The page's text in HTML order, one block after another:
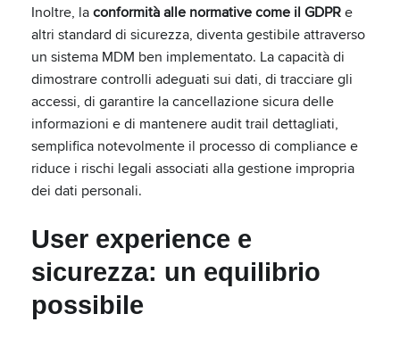
Inoltre, laconformità alle normative come il GDPRe
altri standard di sicurezza, diventa gestibile attraverso
un sistema MDM ben implementato. La capacità di
dimostrare controlli adeguati sui dati, di tracciare gli
accessi, di garantire la cancellazione sicura delle
informazioni e di mantenere audit trail dettagliati,
semplifica notevolmente il processo di compliance e
riduce i rischi legali associati alla gestione impropria
dei dati personali.
User experience e
sicurezza: un equilibrio
possibile